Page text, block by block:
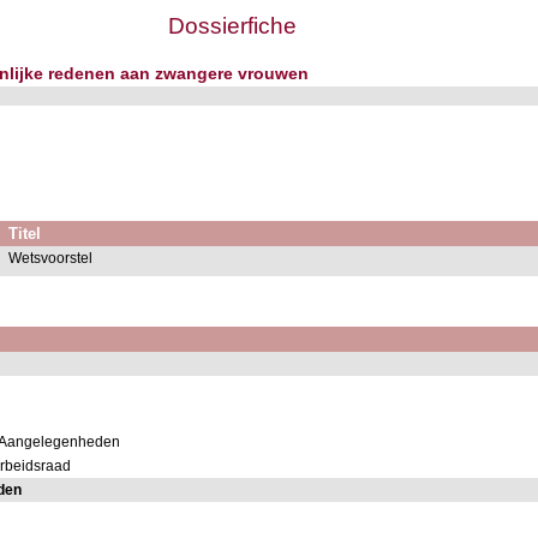
Dossierfiche
redenen aan zwangere vrouwen
Titel
Wetsvoorstel